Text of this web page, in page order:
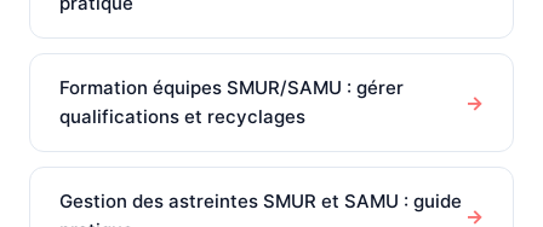
Formation équipes SMUR/SAMU : gérer
qualifications et recyclages
→
Gestion des astreintes SMUR et SAMU : guide
→